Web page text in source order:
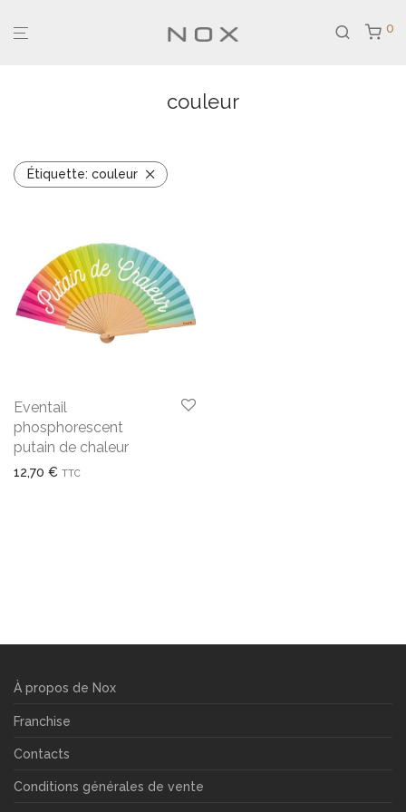
0
couleur
Étiquette: couleur
Eventail
phosphorescent
putain de chaleur
12,70 € TTC
À propos de Nox
Franchise
Contacts
Conditions générales de vente